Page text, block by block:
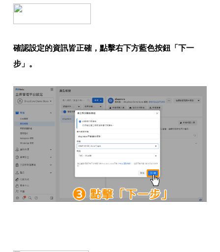
確認設定的資訊皆正確，點擊右下方藍色按鈕「下一
步」。